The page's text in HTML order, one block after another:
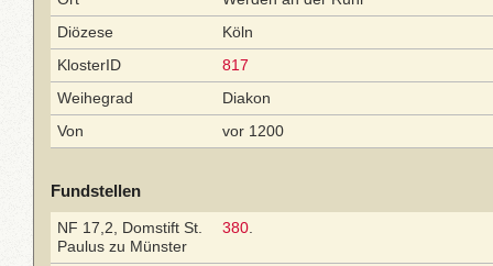
Diözese
Köln
KlosterID
817
Weihegrad
Diakon
Von
vor 1200
Fundstellen
NF 17,2, Domstift St.
Paulus zu Münster
380